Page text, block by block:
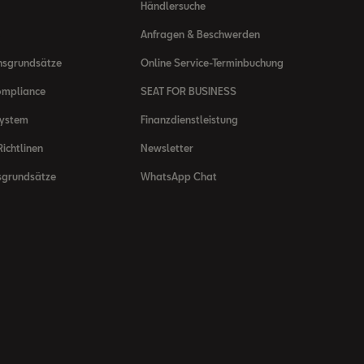
Händlersuche
Anfragen & Beschwerden
Online Service-Terminbuchung
SEAT FOR BUSINESS
Finanzdienstleistung
Newsletter
WhatsApp Chat